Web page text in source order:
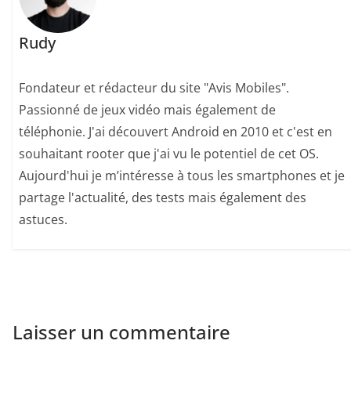
Rudy
Fondateur et rédacteur du site "Avis Mobiles".
Passionné de jeux vidéo mais également de
téléphonie. J'ai découvert Android en 2010 et c'est en
souhaitant rooter que j'ai vu le potentiel de cet OS.
Aujourd'hui je m’intéresse à tous les smartphones et je
partage l'actualité, des tests mais également des
astuces.
Laisser un commentaire